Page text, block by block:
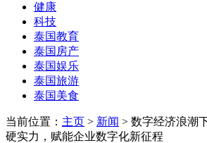
健康
科技
泰国教育
泰国房产
泰国娱乐
泰国旅游
泰国美食
当前位置： 主页 > 新闻 > 数字经济浪潮
硬实力，赋能企业数字化新征程